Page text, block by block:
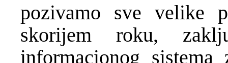
pozivamo sve velike
skorijem roku,
informacionog sistema